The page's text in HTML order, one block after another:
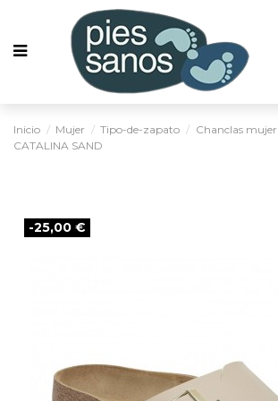
Inicio Mujer Tipo-de-zapato
Chanclas mujer
CATALINA SAND
-25,00 €